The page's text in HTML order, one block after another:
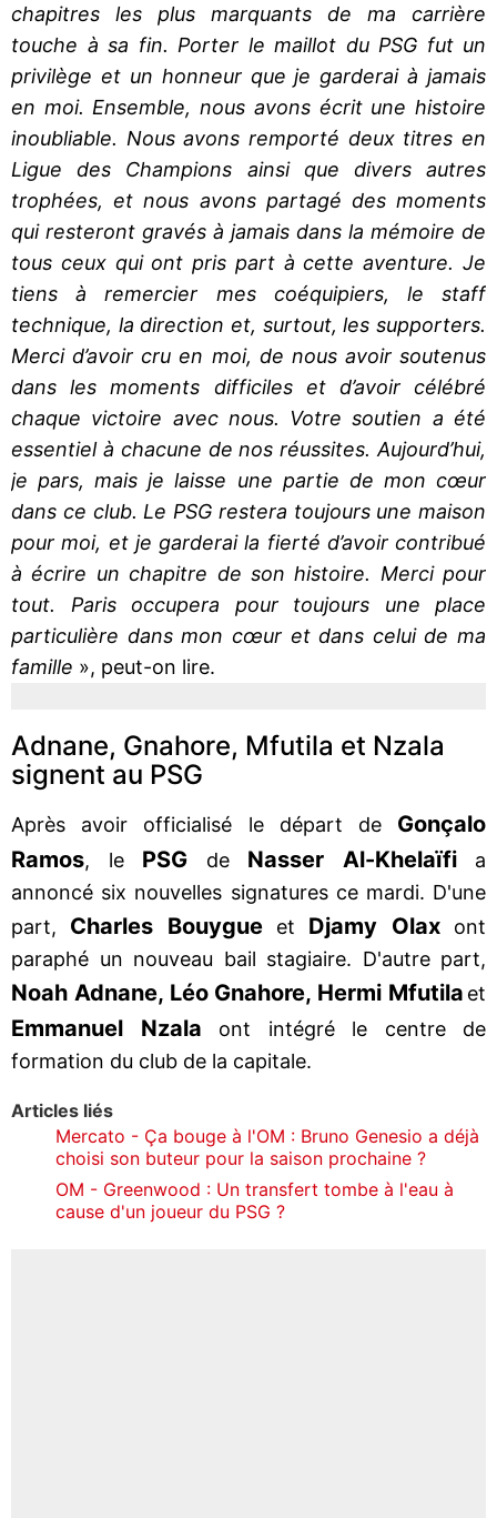
chapitres les plus marquants de ma carrière
touche à sa fin. Porter le maillot du PSG fut un
privilège et un honneur que je garderai à jamais
en moi. Ensemble, nous avons écrit une histoire
inoubliable. Nous avons remporté deux titres en
Ligue des Champions ainsi que divers autres
trophées, et nous avons partagé des moments
qui resteront gravés à jamais dans la mémoire de
tous ceux qui ont pris part à cette aventure. Je
tiens à remercier mes coéquipiers, le staff
technique, la direction et, surtout, les supporters.
Merci d’avoir cru en moi, de nous avoir soutenus
dans les moments difficiles et d’avoir célébré
chaque victoire avec nous. Votre soutien a été
essentiel à chacune de nos réussites. Aujourd’hui,
je pars, mais je laisse une partie de mon cœur
dans ce club. Le PSG restera toujours une maison
pour moi, et je garderai la fierté d’avoir contribué
à écrire un chapitre de son histoire. Merci pour
tout. Paris occupera pour toujours une place
particulière dans mon cœur et dans celui de ma
famille », peut-on lire.
Adnane, Gnahore, Mfutila et Nzala
signent au PSG
Après avoir officialisé le départ de Gonçalo
Ramos, le PSG de Nasser Al-Khelaïfia
annoncé six nouvelles signatures ce mardi. D'une
part, Charles Bouygue et Djamy Olaxont
paraphé un nouveau bail stagiaire. D'autre part,
Noah Adnane, Léo Gnahore, Hermi Mfutila et
Emmanuel Nzala ont intégré le centre de
formation du club de la capitale.
Articles liés
Mercato - Ça bouge à l'OM : Bruno Genesio a déjà
choisi son buteur pour la saison prochaine ?
OM - Greenwood : Un transfert tombe à l'eau à
cause d'un joueur du PSG ?